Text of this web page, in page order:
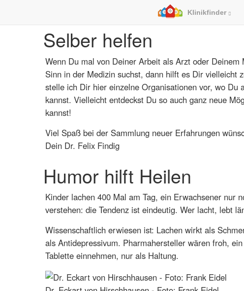
Klinikfinder
Selber helfen
Wenn Du mal von Deiner Arbeit als Arzt oder
Sinn in der Medizin suchst, dann hilft es Dir vielleicht
stelle ich Dir hier einzelne Organisationen vor, wo
kannst. Vielleicht entdeckst Du so auch ganz neue
kannst!
Viel Spaß bei der Sammlung neuer Erfahrungen
Dein Dr. Felix Findig
Humor hilft Heilen
Kinder lachen 400 Mal am Tag, ein Erwachsener nur
verstehen: die Tendenz ist eindeutig. Wer lacht, lebt
Wissenschaftlich erwiesen ist: Lachen wirkt als
als Antidepressivum. Pharmahersteller wären froh,
Tablette einnehmen, nur als Haltung.